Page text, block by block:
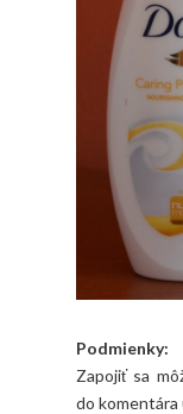
Podmienky:
Zapojiť sa
do komentára